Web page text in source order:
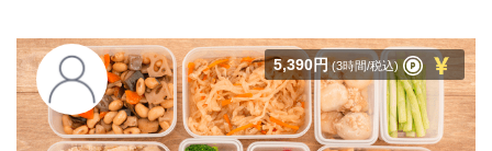
5,390円(3時間/税込)